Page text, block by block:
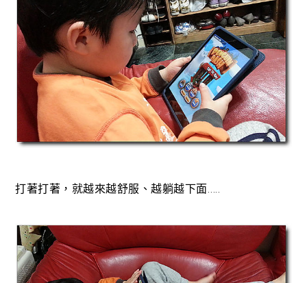
打著打著，就越來越舒服、越躺越下面…..